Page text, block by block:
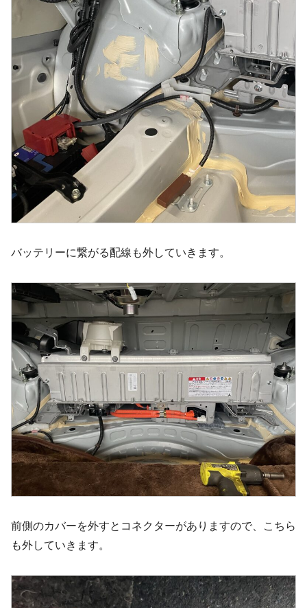
バッテリーに繋がる配線も外していきます。
前側のカバーを外すとコネクターがありますので、こちら
も外していきます。